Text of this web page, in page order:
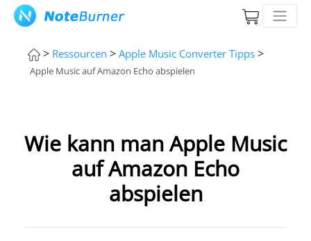
> Ressourcen > Apple Music Converter Tipps >
Apple Music auf Amazon Echo abspielen
Wie kann man Apple Music
auf Amazon Echo
abspielen